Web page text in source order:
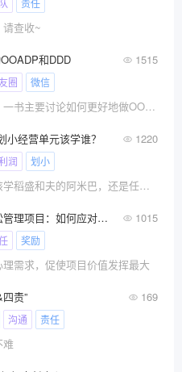
查收~
和DDD 1515
圈 微信
《领域驱动设计》一书主要讨论如何更好地做OOD。但OOD之前的OOA和需求工作流，甚至包括OOD如何落地，Evans在书中并没有讲。如果仅读这本书，而没有掌握OOAD整套的方法，是无法将DDD落地的。本文试图弥补这个空白。
经营单元该学谁？ 1220
润 划小
划小经营单元，该学稻盛和夫的阿米巴，还是任正非的责任中心？
心理策略助你轻松管理项目：如何应对责任分散与团队动力不足？ 1015
奖励
需求，促使项目价值发挥最大
责” 169
沟通 责任
难